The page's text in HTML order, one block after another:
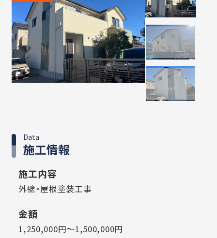
施工情報
Data
施工内容
外壁・屋根塗装工事
金額
1,250,000円～1,500,000円